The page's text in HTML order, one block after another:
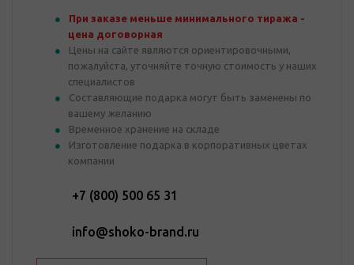
При заказе меньше минимального тиража -
цена договорная
Цены на сайте являются ориентировочными,
пожалуйста, уточняйте точную стоимость у наших
специалистов
Составляющие подарка могут быть заменены по
вашему желанию
Временное хранение на складе
Изготовление подарка в корпоративных цветах
компании
+7 (800) 500 65 31
info@shoko-brand.ru